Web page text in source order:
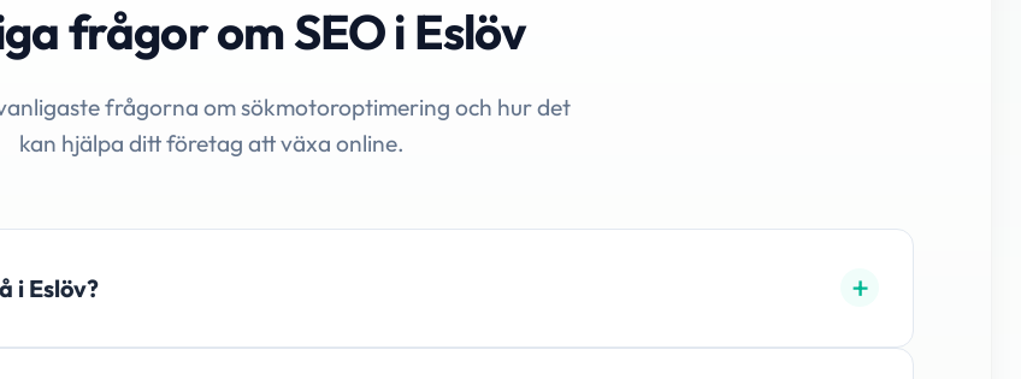
frågor om SEO i Eslöv
frågorna om sökmotoroptimering och hur det
kan hjälpa ditt företag att växa online.
i Eslöv?